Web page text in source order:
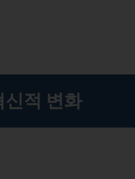
신적 변화